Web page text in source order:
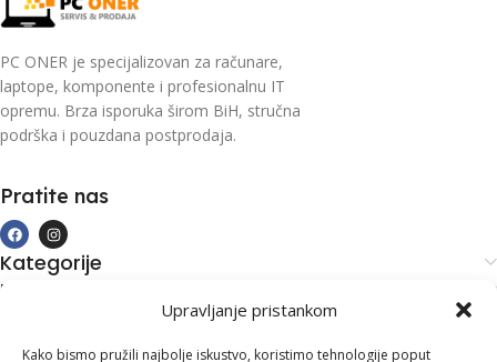
Upravljanje pristankom
Kako bismo pružili najbolje iskustvo, koristimo tehnologije poput
PC ONER je specijalizovan za računare,
laptope, komponente i profesionalnu IT
opremu. Brza isporuka širom BiH, stručna
podrška i pouzdana postprodaja.
Pratite nas
Kategorije
Kupovina i podrška
Kontakt informacije